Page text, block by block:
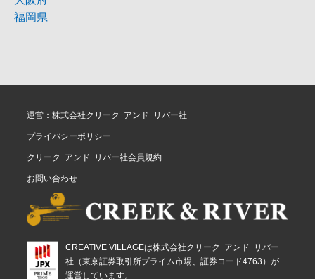
福岡県
運営：株式会社クリーク･アンド･リバー社
プライバシーポリシー
クリーク･アンド･リバー社会員規約
お問い合わせ
CREATIVE VILLAGEは株式会社クリーク･アンド･リバー
社（東京証券取引所プライム市場、証券コード4763）が
運営しています。